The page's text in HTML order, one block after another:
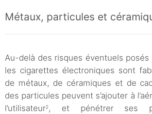
Métaux, particules et
Au-delà des risques éventuels posés
les cigarettes électroniques sont
de métaux, de céramiques et de
des particules peuvent s’ajouter à
l’utilisateur2, et pénétrer ses